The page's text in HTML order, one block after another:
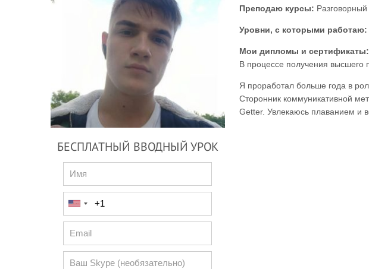
Преподаю курсы:
Уровни, с которыми работаю:
Мои дипломы и сертификаты:
В процессе получения высшего
Я проработал больше года в
Сторонник коммуникативной
Getter. Увлекаюсь плаванием и
БЕСПЛАТНЫЙ ВВОДНЫЙ УРОК